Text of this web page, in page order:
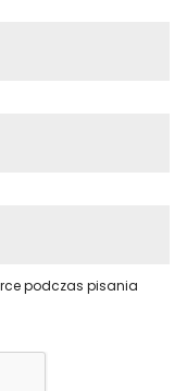
podczas pisania